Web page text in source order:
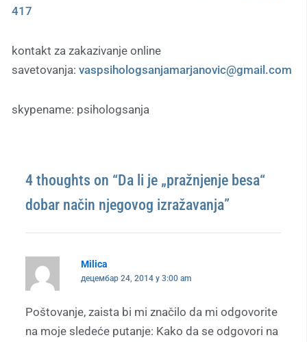
417
kontakt za zakazivanje online
savetovanja: vaspsihologsanjamarjanovic@gmail.com
skypename: psihologsanja
4 thoughts on “Da li je „pražnjenje besa“
dobar način njegovog izražavanja”
Milica
децембар 24, 2014 у 3:00 am
Poštovanje, zaista bi mi značilo da mi odgovorite
na moje sledeće putanje: Kako da se odgovori na